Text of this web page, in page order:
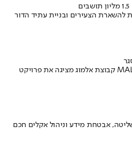
להשארת הצעירים ובניית עתיד הדור
קבוצת אלמוג מציגה את פרויקט MALA: מגדלי הפרימיום האחרונים
אבטחת מידע וניהול אקלים חכם